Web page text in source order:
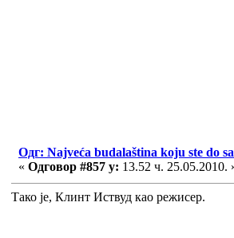
Одг: Najveća budalaština koju ste do
« Одговор #857 у: 13.52 ч. 25.05.2010.
Тако је, Клинт Иствуд као режисер.